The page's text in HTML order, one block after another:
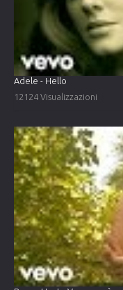
Adele - Hello
12124 Visualizzazioni